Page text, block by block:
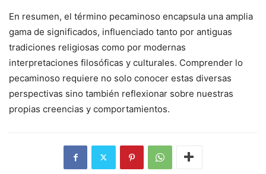
En resumen, el término pecaminoso encapsula una amplia
gama de significados, influenciado tanto por antiguas
tradiciones religiosas como por modernas
interpretaciones filosóficas y culturales. Comprender lo
pecaminoso requiere no solo conocer estas diversas
perspectivas sino también reflexionar sobre nuestras
propias creencias y comportamientos.